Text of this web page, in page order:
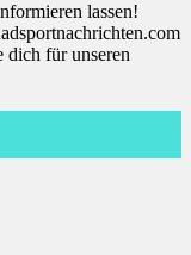
lassen!
dich für unseren